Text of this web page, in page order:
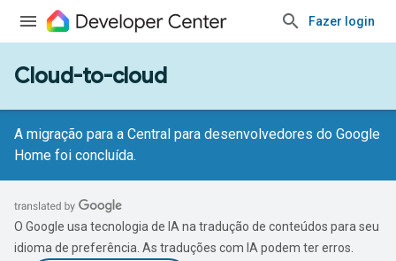
Fazer login
Cloud-to-cloud
A migração para a Central para desenvolvedores do Google
Home foi concluída.
O Google usa tecnologia de IA na tradução de conteúdos para seu
idioma de preferência. As traduções com IA podem ter erros.